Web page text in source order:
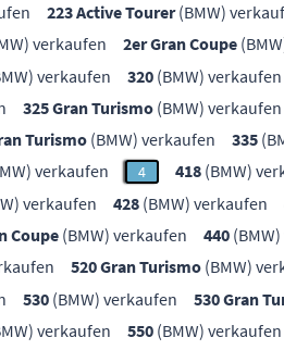
223 Active Tourer(BMW)
verkaufen 2er Gran Coupe
verkaufen 320 (BMW) verkaufen
325 Gran Turismo (BMW) verkaufen
Turismo (BMW) verkaufen 335
verkaufen 4 418 (BMW)
verkaufen 428 (BMW) verkaufen
Coupe (BMW) verkaufen 440
520 Gran Turismo (BMW)
530 (BMW) verkaufen 530 Gran
verkaufen 550 (BMW) verkaufen